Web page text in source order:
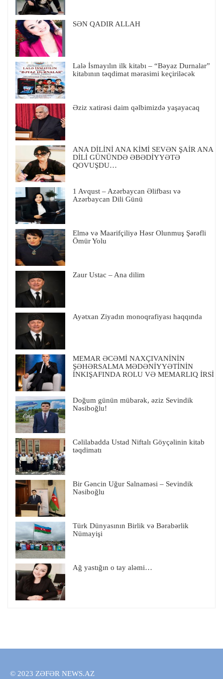
SƏN QADIR ALLAH
Lalə İsmayılın ilk kitabı – “Bəyaz Durnalar”
kitabının təqdimat mərasimi keçiriləcək
Əziz xatirəsi daim qəlbimizdə yaşayacaq
ANA DİLİNİ ANA KİMİ SEVƏN ŞAİR ANA
DİLİ GÜNÜNDƏ ƏBƏDİYYƏTƏ
QOVUŞDU…
1 Avqust – Azərbaycan Əlifbası və
Azərbaycan Dili Günü
Elmə və Maarifçiliyə Həsr Olunmuş Şərəfli
Ömür Yolu
Zaur Ustac – Ana dilim
Ayətxan Ziyadın monoqrafiyası haqqında
MEMAR ƏCƏMİ NAXÇIVANİNİN
ŞƏHƏRSALMA MƏDƏNİYYƏTİNİN
İNKIŞAFINDA ROLU VƏ MEMARLIQ İRSİ
Doğum günün mübarək, əziz Sevindik
Nəsiboğlu!
Cəlilabadda Ustad Niftalı Göyçəlinin kitab
təqdimatı
Bir Gəncin Uğur Salnaməsi – Sevindik
Nəsiboğlu
Türk Dünyasının Birlik və Bərabərlik
Nümayişi
Ağ yastığın o tay aləmi…
© 2023 ZƏFƏR NEWS.AZ